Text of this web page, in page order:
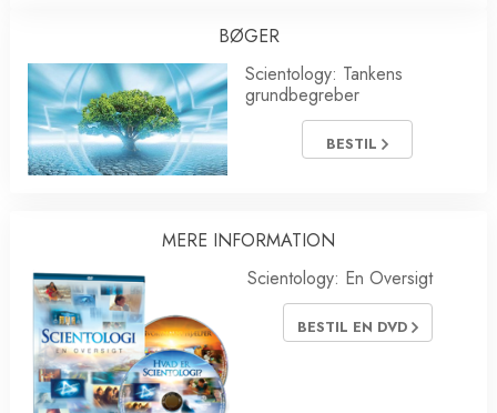
BØGER
Scientology: Tankens
grundbegreber
BESTIL
MERE INFORMATION
Scientology: En Oversigt
BESTIL EN DVD